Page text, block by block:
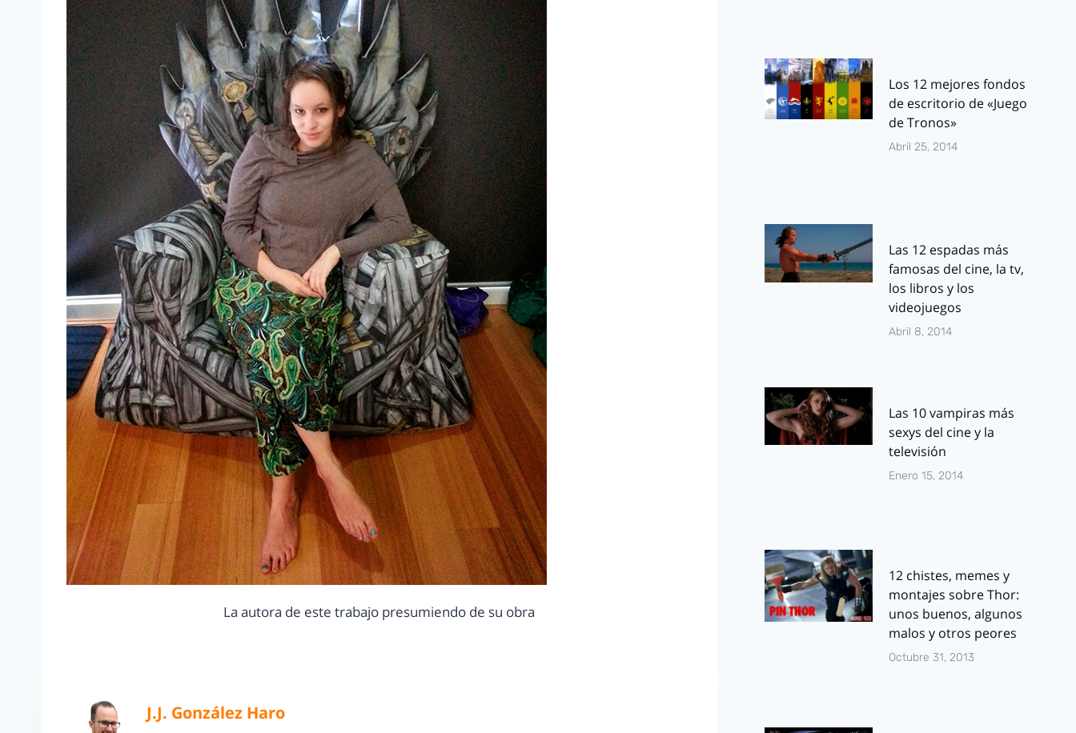
La autora de este trabajo presumiendo de su obra
J.J. González Haro
Los 12 mejores fondos
de escritorio de «Juego
de Tronos»
Abril 25, 2014
Las 12 espadas más
famosas del cine, la tv,
los libros y los
videojuegos
Abril 8, 2014
Las 10 vampiras más
sexys del cine y la
televisión
Enero 15, 2014
12 chistes, memes y
montajes sobre Thor:
unos buenos, algunos
malos y otros peores
Octubre 31, 2013